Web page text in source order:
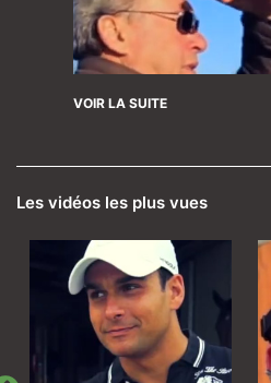
VOIR LA SUITE
Les vidéos les plus vues